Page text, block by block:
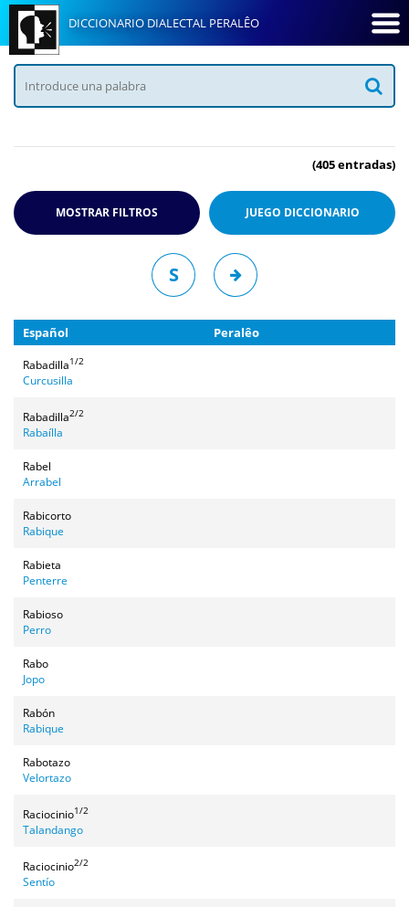
DICCIONARIO DIALECTAL PERALÊO
(405 entradas)
MOSTRAR FILTROS JUEGO DICCIONARIO
S
Español Peralêo
Rabadilla1/2
Curcusilla
Rabadilla2/2
Rabaílla
Rabel
Arrabel
Rabicorto
Rabique
Rabieta
Penterre
Rabioso
Perro
Rabo
Jopo
Rabón
Rabique
Rabotazo
Velortazo
Raciocinio1/2
Talandango
Raciocinio2/2
Sentío